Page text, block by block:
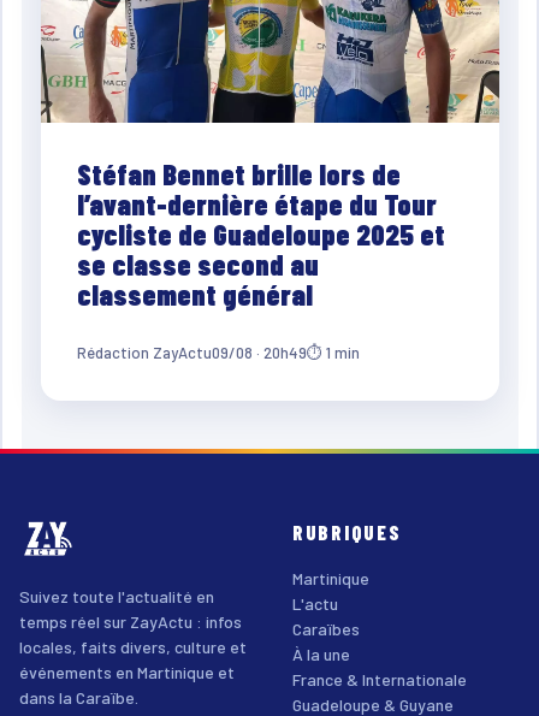
Stéfan Bennet brille lors de
l’avant-dernière étape du Tour
cycliste de Guadeloupe 2025 et
se classe second au
classement général
Rédaction ZayActu09/08 · 20h49⏱ 1 min
Suivez toute l'actualité en
temps réel sur ZayActu : infos
locales, faits divers, culture et
événements en Martinique et
dans la Caraïbe.
RUBRIQUES
Martinique
L'actu
Caraïbes
À la une
France & Internationale
Guadeloupe & Guyane